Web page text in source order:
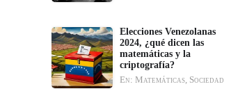
Elecciones Venezolanas
2024, ¿qué dicen las
matemáticas y la
criptografía?
En: Matemáticas, Sociedad